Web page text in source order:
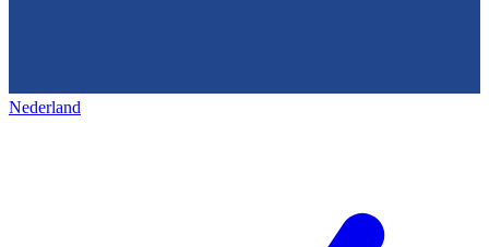
Nederland